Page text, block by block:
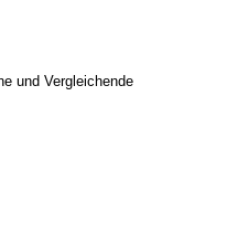
und Vergleichende